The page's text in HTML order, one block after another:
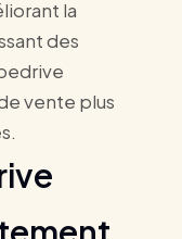
la
des
vente plus